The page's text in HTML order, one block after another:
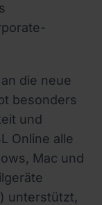
die neue
besonders
und
Online alle
Mac und
unterstützt,